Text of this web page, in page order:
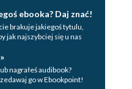
ebooka? Daj znać!
brakuje jakiegoś tytulu,
jak najszybciej się u nas
nagrałeś audibook?
go w Ebookpoint!